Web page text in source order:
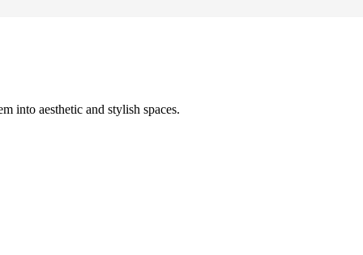
into aesthetic and stylish spaces.